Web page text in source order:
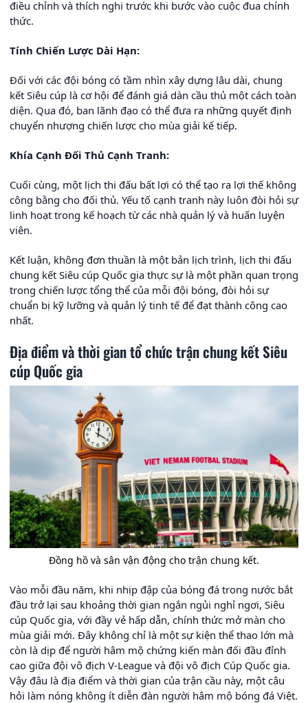
điều chỉnh và thích nghi trước khi bước vào cuộc đua chính
thức.
Tính Chiến Lược Dài Hạn:
Đối với các đội bóng có tầm nhìn xây dựng lâu dài, chung
kết Siêu cúp là cơ hội để đánh giá dàn cầu thủ một cách toàn
diện. Qua đó, ban lãnh đạo có thể đưa ra những quyết định
chuyển nhượng chiến lược cho mùa giải kế tiếp.
Khía Cạnh Đối Thủ Cạnh Tranh:
Cuối cùng, một lịch thi đấu bất lợi có thể tạo ra lợi thế không
công bằng cho đối thủ. Yếu tố cạnh tranh này luôn đòi hỏi sự
linh hoạt trong kế hoạch từ các nhà quản lý và huấn luyện
viên.
Kết luận, không đơn thuần là một bản lịch trình, lịch thi đấu
chung kết Siêu cúp Quốc gia thực sự là một phần quan trọng
trong chiến lược tổng thể của mỗi đội bóng, đòi hỏi sự
chuẩn bị kỹ lưỡng và quản lý tinh tế để đạt thành công cao
nhất.
Địa điểm và thời gian tổ chức trận chung kết Siêu
cúp Quốc gia
Đồng hồ và sân vận động cho trận chung kết.
Vào mỗi đầu năm, khi nhịp đập của bóng đá trong nước bắt
đầu trở lại sau khoảng thời gian ngắn ngủi nghỉ ngơi, Siêu
cúp Quốc gia, với đầy vẻ hấp dẫn, chính thức mở màn cho
mùa giải mới. Đây không chỉ là một sự kiện thể thao lớn mà
còn là dịp để người hâm mộ chứng kiến màn đối đầu đỉnh
cao giữa đội vô địch V-League và đội vô địch Cúp Quốc gia.
Vậy đâu là địa điểm và thời gian của trận cầu này, một câu
hỏi làm nóng không ít diễn đàn người hâm mộ bóng đá Việt.